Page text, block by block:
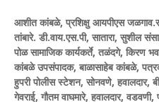
आशीत कांबळे, प्रशिक्षु आयपीएस
तांबारे. डी.वाय.एस.पी, सातारा, सुशील
पोळ सामाजिक कार्यकर्ते, तळंदगे, किरण
कांबळे उपसंपादक, बाळासाहेब कांबळे,
हुपरी पोलीस स्टेशन, सोनवणे, हवालदार,
गेवराई, गौतम वाघमारे, हवालदार,